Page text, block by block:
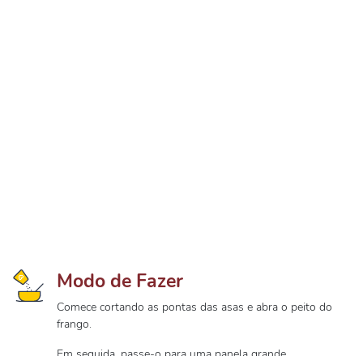
Modo de Fazer
Comece cortando as pontas das asas e abra o peito do
frango.